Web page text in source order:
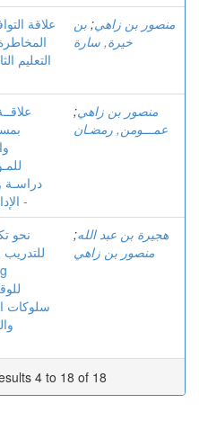
علاقة
التعليم
منصور بن زاهي; بن
خيرة, سارة
دراسـة
الإدارية لبــلاك وموتون -
منصور بن زاهي;
عمـــومن, رمضـان
نحو
سلوكات
هجيرة بن عبد الله;
منصور بن زاهي
4 to 18 of 18